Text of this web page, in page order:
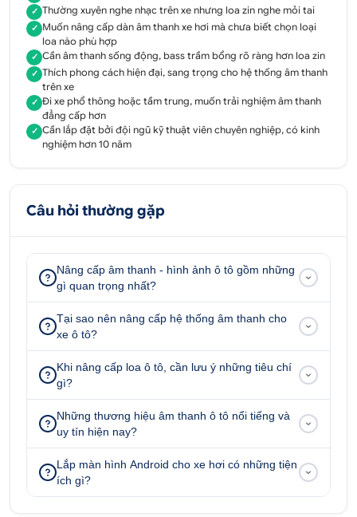
nên rất hot. Bởi đa phần xe ô tô tầm trung ít được
nhà sản xuất đầu tư về hệ thống âm thanh, nên việc
độ loa, âm ly, nâng cấp âm thanh sẽ đem đến trải
nghiệm âm thanh sống động, đặc sắc hơn.
Loa ESB Audio 5.6K3 cung cấp âm thanh sống động
.
✓ Thường xuyên nghe nhạc trên xe nhưng loa zin nghe mỏi tai
✓ Muốn nâng cấp dàn âm thanh xe hơi mà chưa biết chọn loại
loa nào phù hợp
✓ Cần âm thanh sống động, bass trầm bổng rõ ràng hơn loa zin
✓ Thích phong cách hiện đại, sang trọng cho hệ thống âm thanh
trên xe
✓ Đi xe phổ thông hoặc tầm trung, muốn trải nghiệm âm thanh
đẳng cấp hơn
✓ Cần lắp đặt bởi đội ngũ kỹ thuật viên chuyên nghiệp, có kinh
nghiệm hơn 10 năm
Câu hỏi thường gặp
Nâng cấp âm thanh - hình ảnh ô tô gồm những
gì quan trọng nhất?
Tại sao nên nâng cấp hệ thống âm thanh cho
xe ô tô?
Khi nâng cấp loa ô tô, cần lưu ý những tiêu chí
gì?
Những thương hiệu âm thanh ô tô nổi tiếng và
uy tín hiện nay?
Lắp màn hình Android cho xe hơi có những tiện
ích gì?